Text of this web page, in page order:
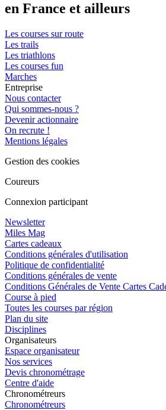
en France et ailleurs
Les courses sur route
Les trails
Les triathlons
Les courses fun
Marches
Entreprise
Nous contacter
Qui sommes-nous ?
Devenir actionnaire
On recrute !
Mentions légales
Gestion des cookies
Coureurs
Connexion participant
Newsletter
Miles Mag
Cartes cadeaux
Conditions générales d'utilisation
Politique de confidentialité
Conditions générales de vente
Conditions Générales de Vente Cartes
Course à pied
Toutes les courses par région
Plan du site
Disciplines
Organisateurs
Espace organisateur
Nos services
Devis chronométrage
Centre d'aide
Chronométreurs
Chronométreurs